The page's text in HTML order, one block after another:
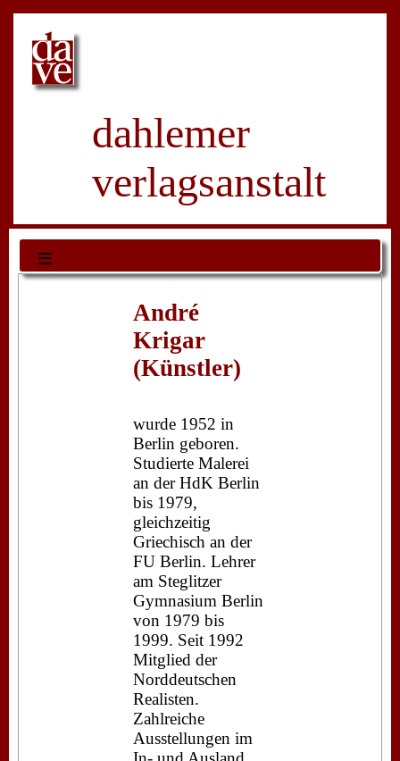
dahlemer
verlagsanstalt
≡
André
Krigar
(Künstler)
wurde 1952 in
Berlin geboren.
Studierte Malerei
an der HdK Berlin
bis 1979,
gleichzeitig
Griechisch an der
FU Berlin. Lehrer
am Steglitzer
Gymnasium Berlin
von 1979 bis
1999. Seit 1992
Mitglied der
Norddeutschen
Realisten.
Zahlreiche
Ausstellungen im